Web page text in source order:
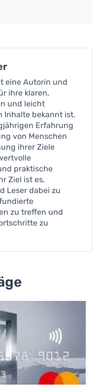
eine Autorin und
ihre klaren,
und leicht
Inhalte bekannt ist.
Erfahrung
von Menschen
ihrer Ziele
praktische
Ziel ist es,
Leser dabei zu
zu treffen und
zu